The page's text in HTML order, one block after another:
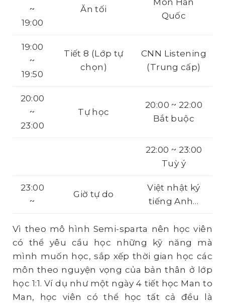
~
19:00
Ăn tối
Món Hàn
Quốc
19:00
~
19:50
Tiết 8 (Lớp tự
chọn)
CNN Listening
(Trung cấp)
20:00
~
23:00
Tự học
20:00 ~ 22:00
Bắt buộc
22:00 ~ 23:00
Tuỳ ý
23:00
~
Giờ tự do
Việt nhật ký
tiếng Anh…
Vì theo mô hình Semi-sparta nên học viên
có thể yêu cầu học những kỹ năng mà
mình muốn học, sắp xếp thời gian học các
môn theo nguyện vọng của bản thân ở lớp
học 1:1. Ví dụ như một ngày 4 tiết học Man to
Man, học viên có thể học tất cả đều là